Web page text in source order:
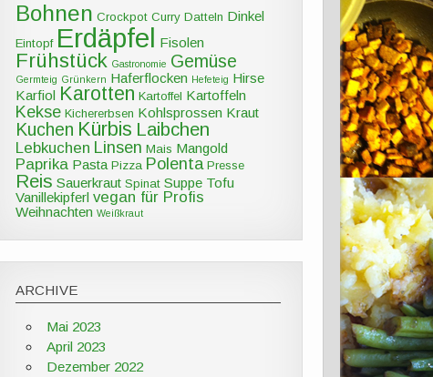
Bohnen Crockpot Curry Datteln Dinkel
Eintopf Erdäpfel Fisolen
Frühstück Gastronomie Gemüse
Germteig Grünkern Haferflocken Hefeteig Hirse
Karfiol Karotten Kartoffel Kartoffeln
Kekse Kichererbsen Kohlsprossen Kraut
Kuchen Kürbis Laibchen
Lebkuchen Linsen Mais Mangold
Paprika Pasta Pizza Polenta Presse
Reis Sauerkraut Spinat Suppe Tofu
Vanillekipferl vegan für Profis
Weihnachten Weißkraut
ARCHIVE
Mai 2023
April 2023
Dezember 2022